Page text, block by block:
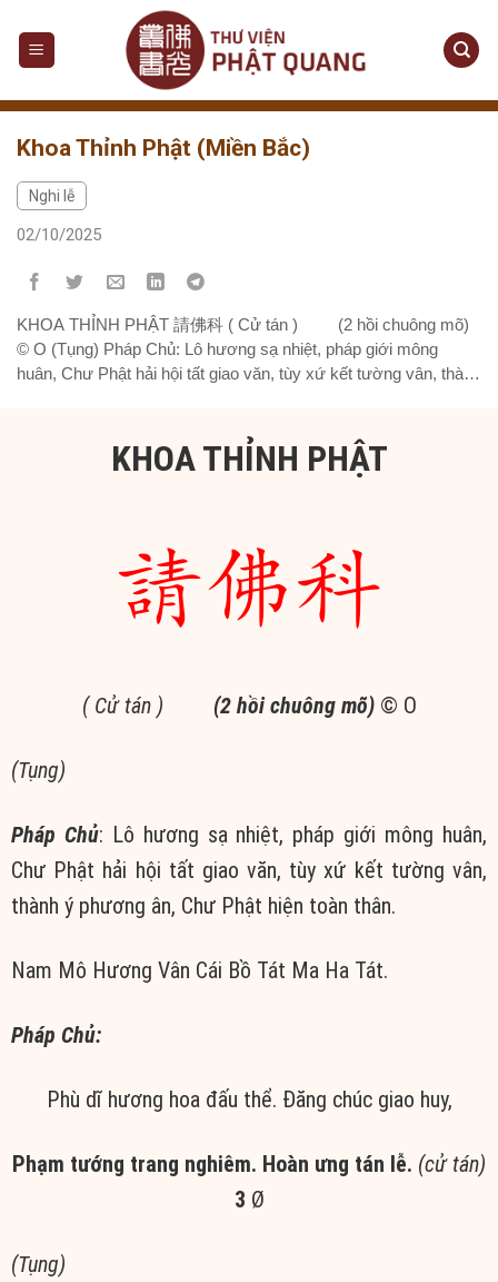
content
Khoa Thỉnh Phật (Miền Bắc)
Nghi lễ
02/10/2025
KHOA THỈNH PHẬT 請佛科 ( Cử tán ) (2 hồi chuông mõ)
© Ο (Tụng) Pháp Chủ: Lô hương sạ nhiệt, pháp giới mông
huân, Chư Phật hải hội tất giao văn, tùy xứ kết tường vân, thành
KHOA THỈNH PHẬT
請佛科
( Cử tán ) (2 hồi chuông mõ) © Ο
(Tụng)
Pháp Chủ: Lô hương sạ nhiệt, pháp giới mông huân,
Chư Phật hải hội tất giao văn, tùy xứ kết tường vân,
thành ý phương ân, Chư Phật hiện toàn thân.
Nam Mô Hương Vân Cái Bồ Tát Ma Ha Tát.
Pháp Chủ:
Phù dĩ hương hoa đấu thể. Đăng chúc giao huy,
Phạm tướng trang nghiêm. Hoàn ưng tán lễ. (cử tán)
3 Ø
(Tụng)